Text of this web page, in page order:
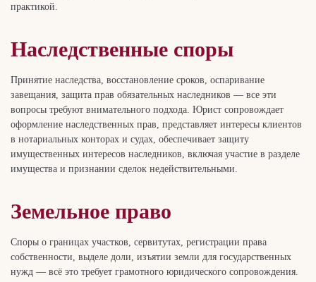
практикой.
Наследственные споры
Принятие наследства, восстановление сроков, оспаривание
завещания, защита прав обязательных наследников — все эти
вопросы требуют внимательного подхода. Юрист сопровождает
оформление наследственных прав, представляет интересы клиентов
в нотариальных конторах и судах, обеспечивает защиту
имущественных интересов наследников, включая участие в разделе
имущества и признании сделок недействительными.
Земельное право
Споры о границах участков, сервитутах, регистрации права
собственности, выделе доли, изъятии земли для государственных
нужд — всё это требует грамотного юридического сопровождения.